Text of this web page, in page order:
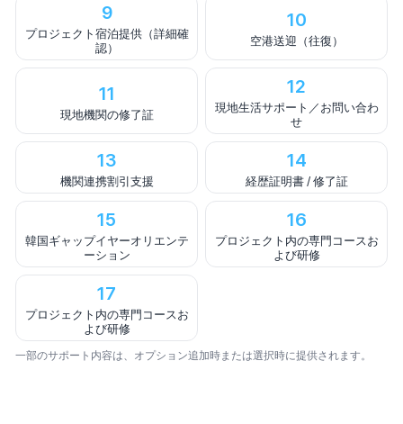
9
プロジェクト宿泊提供（詳細確
認）
10
空港送迎（往復）
11
現地機関の修了証
12
現地生活サポート／お問い合わ
せ
13
機関連携割引支援
14
経歴証明書 / 修了証
15
韓国ギャップイヤーオリエンテ
ーション
16
プロジェクト内の専門コースお
よび研修
17
プロジェクト内の専門コースお
よび研修
一部のサポート内容は、オプション追加時または選択時に提供されます。